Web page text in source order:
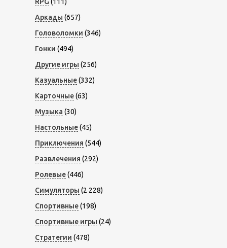
Аркады (657)
Головоломки (346)
Гонки (494)
Другие игры (256)
Казуальные(332)
Карточные(63)
Музыка (30)
Настольные(45)
Приключения (544)
Развлечения (292)
Ролевые(446)
Симуляторы (2 228)
Спортивные(198)
Спортивные игры (24)
Стратегии (478)